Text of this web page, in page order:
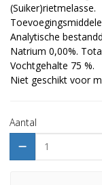
(Suiker)rietmelasse.
Analytische
Natrium 0,00%.
Vochtgehalte 75 %.
Niet geschikt voor
Aantal